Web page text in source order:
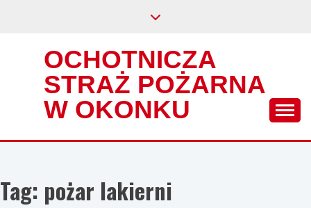
OCHOTNICZA
STRAŻ POŻARNA
W OKONKU
Tag: pożar lakierni